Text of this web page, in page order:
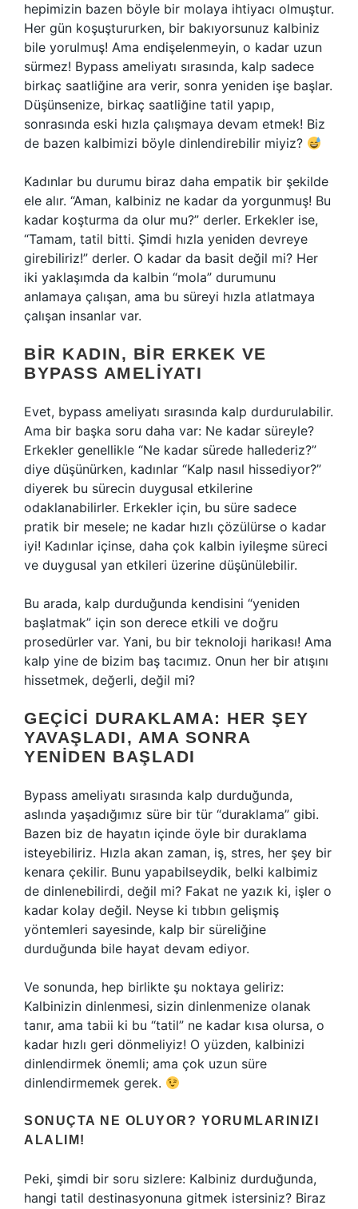
hepimizin bazen böyle bir molaya ihtiyacı olmuştur.
Her gün koşuştururken, bir bakıyorsunuz kalbiniz
bile yorulmuş! Ama endişelenmeyin, o kadar uzun
sürmez! Bypass ameliyatı sırasında, kalp sadece
birkaç saatliğine ara verir, sonra yeniden işe başlar.
Düşünsenize, birkaç saatliğine tatil yapıp,
sonrasında eski hızla çalışmaya devam etmek! Biz
de bazen kalbimizi böyle dinlendirebilir miyiz?
Kadınlar bu durumu biraz daha empatik bir şekilde
ele alır. “Aman, kalbiniz ne kadar da yorgunmuş! Bu
kadar koşturma da olur mu?” derler. Erkekler ise,
“Tamam, tatil bitti. Şimdi hızla yeniden devreye
girebiliriz!” derler. O kadar da basit değil mi? Her
iki yaklaşımda da kalbin “mola” durumunu
anlamaya çalışan, ama bu süreyi hızla atlatmaya
çalışan insanlar var.
BIR KADIN, BIR ERKEK VE
BYPASS AMELIYATI
Evet, bypass ameliyatı sırasında kalp durdurulabilir.
Ama bir başka soru daha var: Ne kadar süreyle?
Erkekler genellikle “Ne kadar sürede hallederiz?”
diye düşünürken, kadınlar “Kalp nasıl hissediyor?”
diyerek bu sürecin duygusal etkilerine
odaklanabilirler. Erkekler için, bu süre sadece
pratik bir mesele; ne kadar hızlı çözülürse o kadar
iyi! Kadınlar içinse, daha çok kalbin iyileşme süreci
ve duygusal yan etkileri üzerine düşünülebilir.
Bu arada, kalp durduğunda kendisini “yeniden
başlatmak” için son derece etkili ve doğru
prosedürler var. Yani, bu bir teknoloji harikası! Ama
kalp yine de bizim baş tacımız. Onun her bir atışını
hissetmek, değerli, değil mi?
GEÇICI DURAKLAMA: HER ŞEY
YAVAŞLADI, AMA SONRA
YENIDEN BAŞLADI
Bypass ameliyatı sırasında kalp durduğunda,
aslında yaşadığımız süre bir tür “duraklama” gibi.
Bazen biz de hayatın içinde öyle bir duraklama
isteyebiliriz. Hızla akan zaman, iş, stres, her şey bir
kenara çekilir. Bunu yapabilseydik, belki kalbimiz
de dinlenebilirdi, değil mi? Fakat ne yazık ki, işler o
kadar kolay değil. Neyse ki tıbbın gelişmiş
yöntemleri sayesinde, kalp bir süreliğine
durduğunda bile hayat devam ediyor.
Ve sonunda, hep birlikte şu noktaya geliriz:
Kalbinizin dinlenmesi, sizin dinlenmenize olanak
tanır, ama tabii ki bu “tatil” ne kadar kısa olursa, o
kadar hızlı geri dönmeliyiz! O yüzden, kalbinizi
dinlendirmek önemli; ama çok uzun süre
dinlendirmemek gerek.
SONUÇTA NE OLUYOR? YORUMLARINIZI
ALALIM!
Peki, şimdi bir soru sizlere: Kalbiniz durduğunda,
hangi tatil destinasyonuna gitmek istersiniz? Biraz